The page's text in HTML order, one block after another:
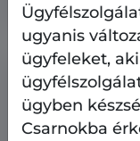
ugyanis
ügyfeleket,
ügyben
Csarnokba